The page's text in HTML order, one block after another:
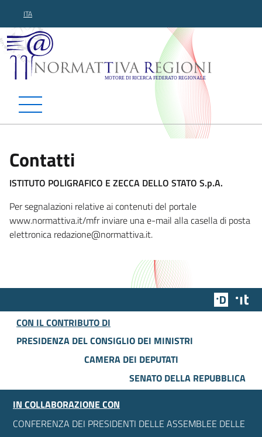
ITA
Normattiva Regioni -
Contatti
ISTITUTO POLIGRAFICO E ZECCA DELLO STATO S.p.A.
Per segnalazioni relative ai contenuti del portale
www.normattiva.it/mfr inviare una e-mail alla casella di posta
elettronica redazione@normattiva.it.
Team
CON IL CONTRIBUTO DI
PRESIDENZA DEL CONSIGLIO DEI MINISTRI
CAMERA DEI DEPUTATI
SENATO DELLA REPUBBLICA
IN COLLABORAZIONE CON
CONFERENZA DEI PRESIDENTI DELLE ASSEMBLEE DELLE